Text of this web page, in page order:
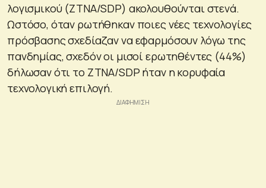
λογισμικού (ZTNA/SDP) ακολουθούνται στενά.
Ωστόσο, όταν ρωτήθηκαν ποιες νέες τεχνολογίες
πρόσβασης σχεδίαζαν να εφαρμόσουν λόγω της
πανδημίας, σχεδόν οι μισοί ερωτηθέντες (44%)
δήλωσαν ότι το ZTNA/SDP ήταν η κορυφαία
τεχνολογική επιλογή.